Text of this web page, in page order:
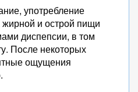
употребление
жирной и острой пищи
диспепсии, в том
После некоторых
ощущения